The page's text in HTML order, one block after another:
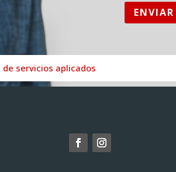
ENVIAR
de servicios aplicados